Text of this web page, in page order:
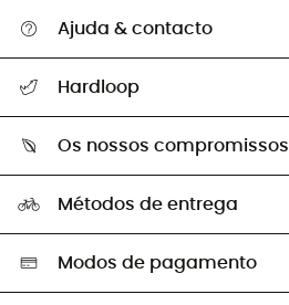
Ajuda & contacto
Guia de tamanhos
Trocas & Devoluções
Hardloop
Os nossos embaixadores
Os nossos compromissos
Seleção eco-responsável
Métodos de entrega
Modos de pagamento